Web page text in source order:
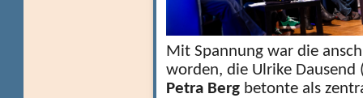
Mit Spannung war die
worden, die Ulrike Dausend
Petra Berg betonte als